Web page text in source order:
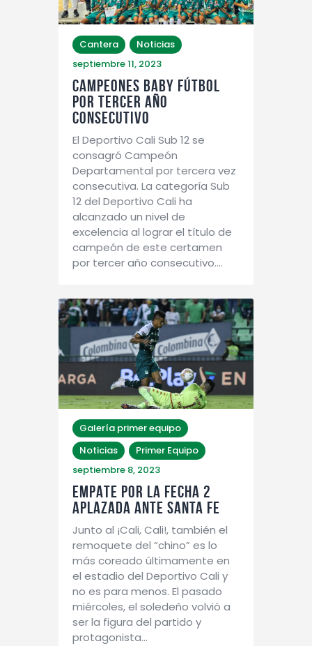
Cantera
Noticias
septiembre 11, 2023
CAMPEONES BABY FÚTBOL
POR TERCER AÑO
CONSECUTIVO
El Deportivo Cali Sub 12 se
consagró Campeón
Departamental por tercera vez
consecutiva. La categoría Sub
12 del Deportivo Cali ha
alcanzado un nivel de
excelencia al lograr el título de
campeón de este certamen
por tercer año consecutivo.…
Galería primer equipo
Noticias
Primer Equipo
septiembre 8, 2023
EMPATE POR LA FECHA 2
APLAZADA ANTE SANTA FE
Junto al ¡Cali, Cali!, también el
remoquete del “chino” es lo
más coreado últimamente en
el estadio del Deportivo Cali y
no es para menos. El pasado
miércoles, el soledeño volvió a
ser la figura del partido y
protagonista…